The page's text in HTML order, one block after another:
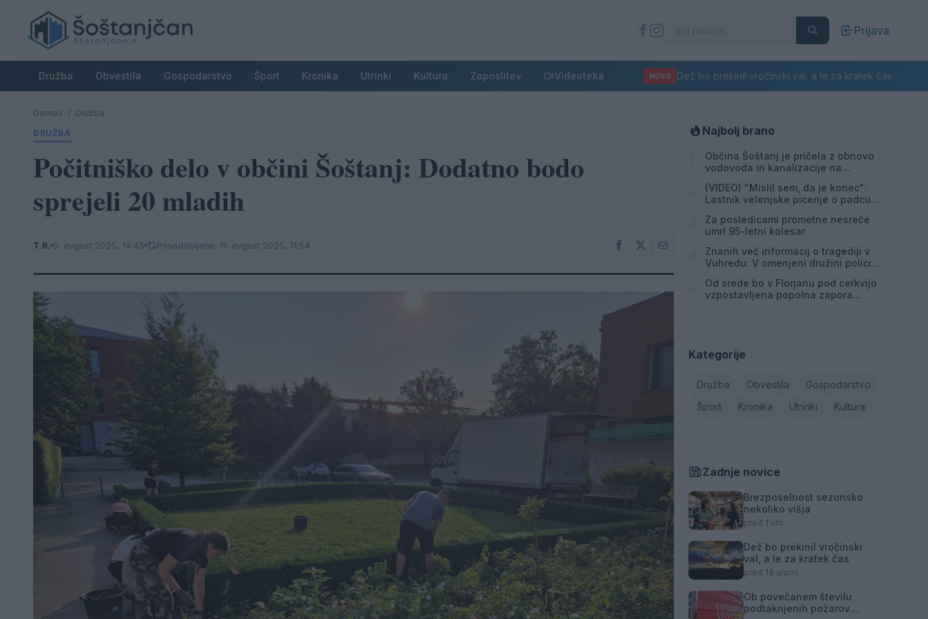
Prijava
Družba Obvestila Gospodarstvo Šport Kronika Utrinki Kultura Zaposlitev Videoteka NOVO Dež bo prekinil vročinski val, a le za kratek čas
Domov / Družba
DRUŽBA
Počitniško delo v občini Šoštanj: Dodatno bodo
sprejeli 20 mladih
T.R. 5. avgust 2025, 14:45 Posodobljeno: 11. avgust 2025, 11:54
Najbolj brano
Občina Šoštanj je pričela z obnovo
vodovoda in kanalizacije na
(VIDEO) "Mislil sem, da je konec":
Lastnik velenjske picerije o padcu s
Za posledicami prometne nesreče
umrl 95-letni kolesar
Znanih več informacij o tragediji v
Vuhredu: V omenjeni družini policija
Od srede bo v Florjanu pod cerkvijo
vzpostavljena popolna zapora
Kategorije
Družba Obvestila
Gospodarstvo
Šport
Kronika Utrinki Kultura
Zadnje novice
Brezposelnost sezonsko
nekoliko višja
pred 1 uro
Dež bo prekinil vročinski
val, a le za kratek čas
pred 18 urami
Ob povečanem številu
podtaknjenih požarov